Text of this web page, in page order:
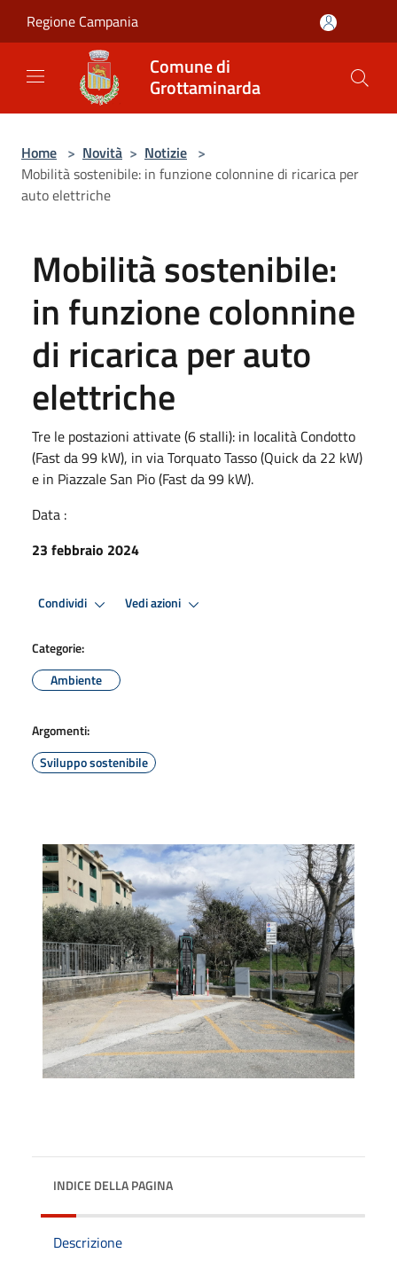
Regione Campania
Comune di
Grottaminarda
Home > Novità > Notizie >
Mobilità sostenibile: in funzione colonnine di ricarica per
auto elettriche
Mobilità sostenibile:
in funzione colonnine
di ricarica per auto
elettriche
Tre le postazioni attivate (6 stalli): in località Condotto
(Fast da 99 kW), in via Torquato Tasso (Quick da 22 kW)
e in Piazzale San Pio (Fast da 99 kW).
Data :
23 febbraio 2024
Condividi Vedi azioni
Categorie:
Ambiente
Argomenti:
Sviluppo sostenibile
INDICE DELLA PAGINA
Descrizione